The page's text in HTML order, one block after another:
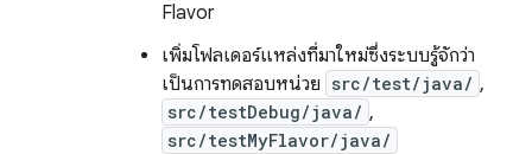
Flavor
เพิ่มโฟลเดอร์แหล่งที่มาใหม่ซึ่งระบบรู้จักว่า
เป็นการทดสอบหน่วย src/test/java/ ,
src/testDebug/java/ ,
src/testMyFlavor/java/